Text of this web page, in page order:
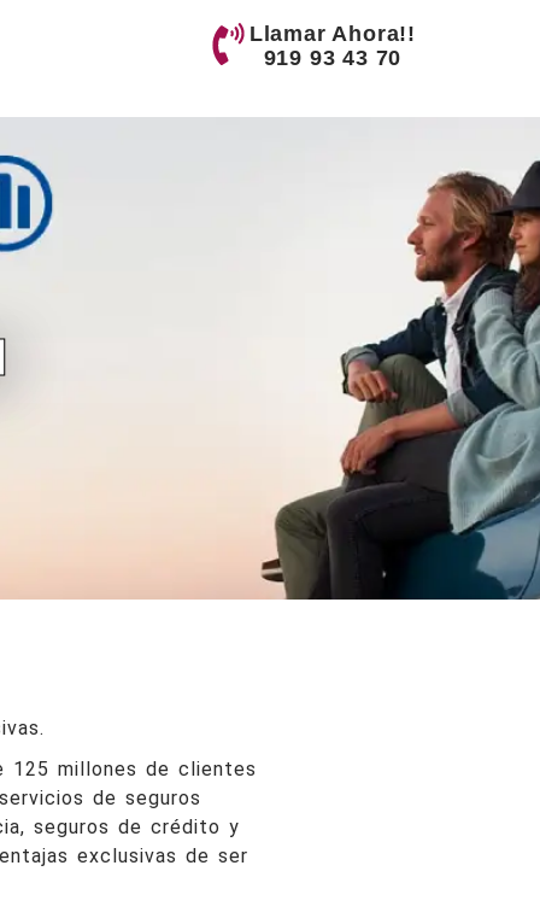
Llamar Ahora!!
919 93 43 70
125 millones de clientes
de seguros
seguros de crédito y
exclusivas de ser